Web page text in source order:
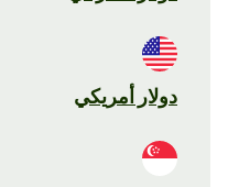
دولار أمريكي